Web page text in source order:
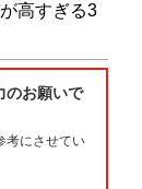
高すぎる3